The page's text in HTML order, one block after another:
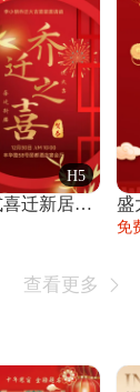
H5
中式喜迁新居乔迁之喜邀请函宴会请帖
免
查看更多 